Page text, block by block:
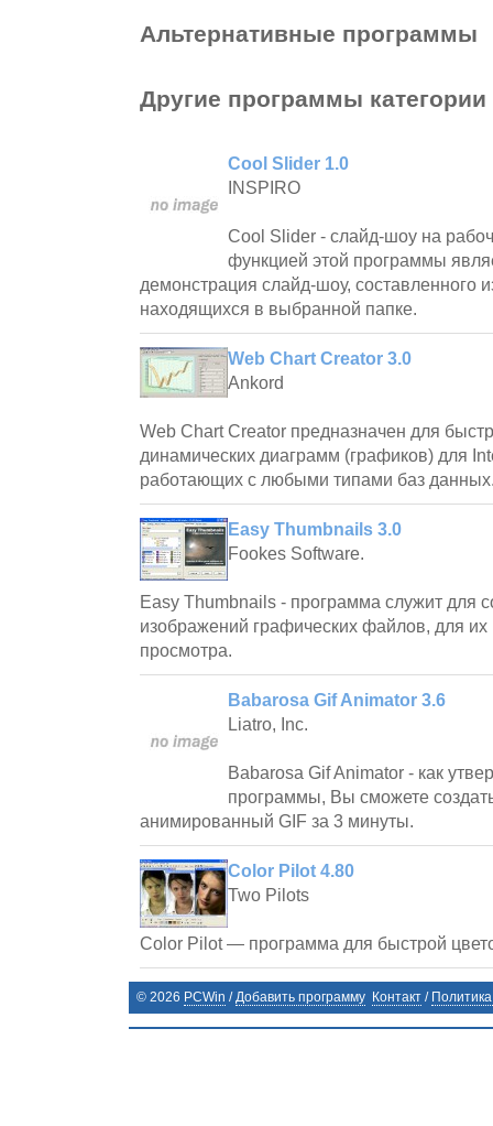
Альтернативные программы
Другие программы категории
Cool Slider 1.0
INSPIRO
Cool Slider - слайд-шоу на
функцией этой программы
демонстрация слайд-шоу, составленного
находящихся в выбранной папке.
Web Chart Creator 3.0
Ankord
Web Chart Creator предназначен для
динамических диаграмм (графиков) для
работающих с любыми типами баз
Easy Thumbnails 3.0
Fookes Software.
Easy Thumbnails - программа служит для
изображений графических файлов, для их
просмотра.
Babarosa Gif Animator 3.6
Liatro, Inc.
Babarosa Gif Animator - как
программы, Вы сможете
анимированный GIF за 3 минуты.
Color Pilot 4.80
Two Pilots
Color Pilot — программа для быстрой
© 2026 PCWin /Добавить программу Контакт /